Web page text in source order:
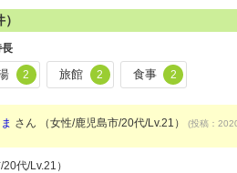
2 旅館 2 食事 2
さん （女性/鹿児島市/20代/Lv.21） (投稿：
代/Lv.21）